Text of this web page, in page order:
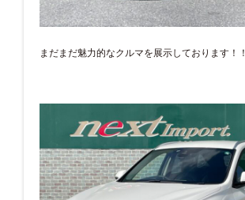
まだまだ魅力的なクルマを展示しております！！